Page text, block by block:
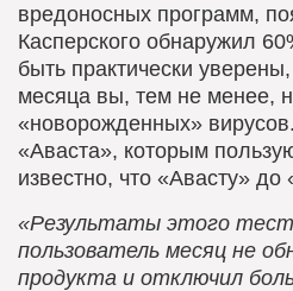
вредоносных программ,
Касперского обнаружил
быть практически
месяца вы, тем не менее,
«новорожденных»
«Аваста», которым
известно, что «Авасту»
«Результаты этого
пользователь месяц не
продукта и отключил